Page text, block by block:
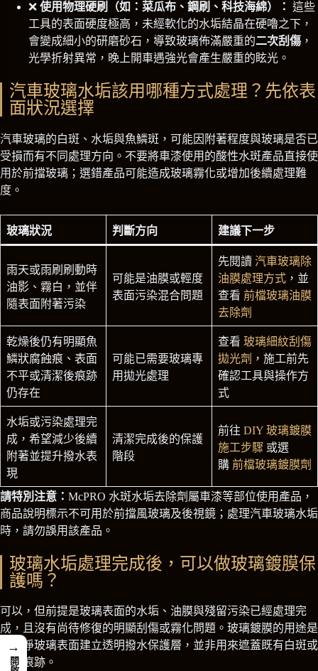
❌ 使用物理硬刷（如：菜瓜布、鋼刷、科技海綿）： 這些
工具的表面硬度極高，未經軟化的水垢結晶在硬嚕之下，
會變成細小的研磨砂石，導致玻璃佈滿嚴重的二次刮傷，
光學折射異常，晚上開車遇強光會產生嚴重的眩光。
汽車玻璃水垢該用哪種方式處理？先依表
面狀況選擇
汽車玻璃的白斑、水垢與魚鱗斑，可能因附著程度與玻璃是否已
受損而有不同處理方向。不要將車漆使用的酸性水斑產品直接使
用於前擋玻璃；選錯產品可能造成玻璃霧化或增加後續處理難
度。
玻璃狀況 判斷方向 建議下一步
雨天或雨刷刷動時
油影、霧白，並伴
隨表面附著污染
可能是油膜或輕度
表面污染混合問題
先閱讀 汽車玻璃除
油膜處理方式 ，並
查看 前檔玻璃油膜
去除劑
乾燥後仍有明顯魚
鱗狀腐蝕痕、表面
不平或清潔後痕跡
仍存在
可能已需要玻璃專
用拋光處理
查看 玻璃細紋刮傷
拋光劑 ，施工前先
確認工具與操作方
式
水垢或污染處理完
成，希望減少後續
附著並提升撥水表
現
清潔完成後的保護
階段
前往 DIY 玻璃鍍膜
施工步驟 或選
購 前檔玻璃鍍膜劑
請特別注意： McPRO 水斑水垢去除劑屬車漆等部位使用產品，
商品說明標示不可用於前擋風玻璃及後視鏡；處理汽車玻璃水垢
時，請勿誤用該產品。
玻璃水垢處理完成後，可以做玻璃鍍膜保
護嗎？
可以，但前提是玻璃表面的水垢、油膜與殘留污染已經處理完
成，且沒有尚待修復的明顯刮傷或霧化問題。玻璃鍍膜的用途是
在乾淨玻璃表面建立透明撥水保護層，並非用來遮蓋既有白斑或
腐蝕痕跡。
→